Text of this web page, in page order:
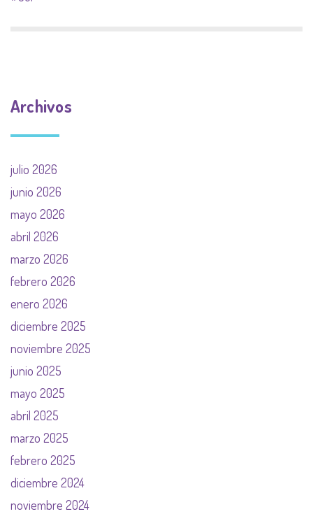
Archivos
julio 2026
junio 2026
mayo 2026
abril 2026
marzo 2026
febrero 2026
enero 2026
diciembre 2025
noviembre 2025
junio 2025
mayo 2025
abril 2025
marzo 2025
febrero 2025
diciembre 2024
noviembre 2024